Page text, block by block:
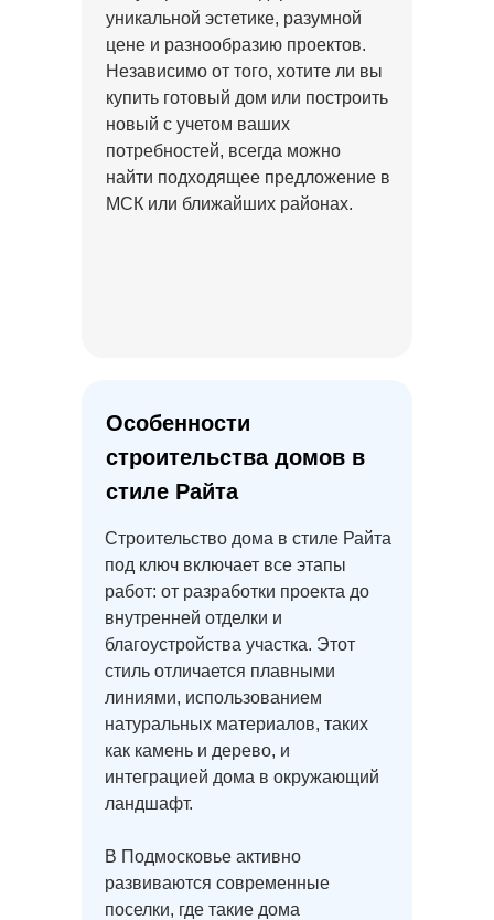
уникальной эстетике, разумной
цене и разнообразию проектов.
Независимо от того, хотите ли вы
купить готовый дом или построить
новый с учетом ваших
потребностей, всегда можно
найти подходящее предложение в
МСК или ближайших районах.
Строительство дома в стиле Райта
под ключ включает все этапы
работ: от разработки проекта до
внутренней отделки и
благоустройства участка. Этот
стиль отличается плавными
линиями, использованием
натуральных материалов, таких
как камень и дерево, и
интеграцией дома в окружающий
ландшафт.
В Подмосковье активно
развиваются современные
поселки, где такие дома
Особенности
строительства домов в
стиле Райта